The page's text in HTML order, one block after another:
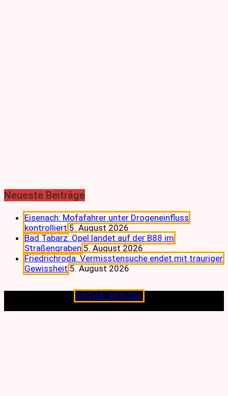
Neueste Beiträge
Eisenach: Mofafahrer unter Drogeneinfluss
kontrolliert 5. August 2026
Bad Tabarz: Opel landet auf der B88 im
Straßengraben 5. August 2026
Friedrichroda: Vermisstensuche endet mit trauriger
Gewissheit 5. August 2026
GOTHA-AKTUELL